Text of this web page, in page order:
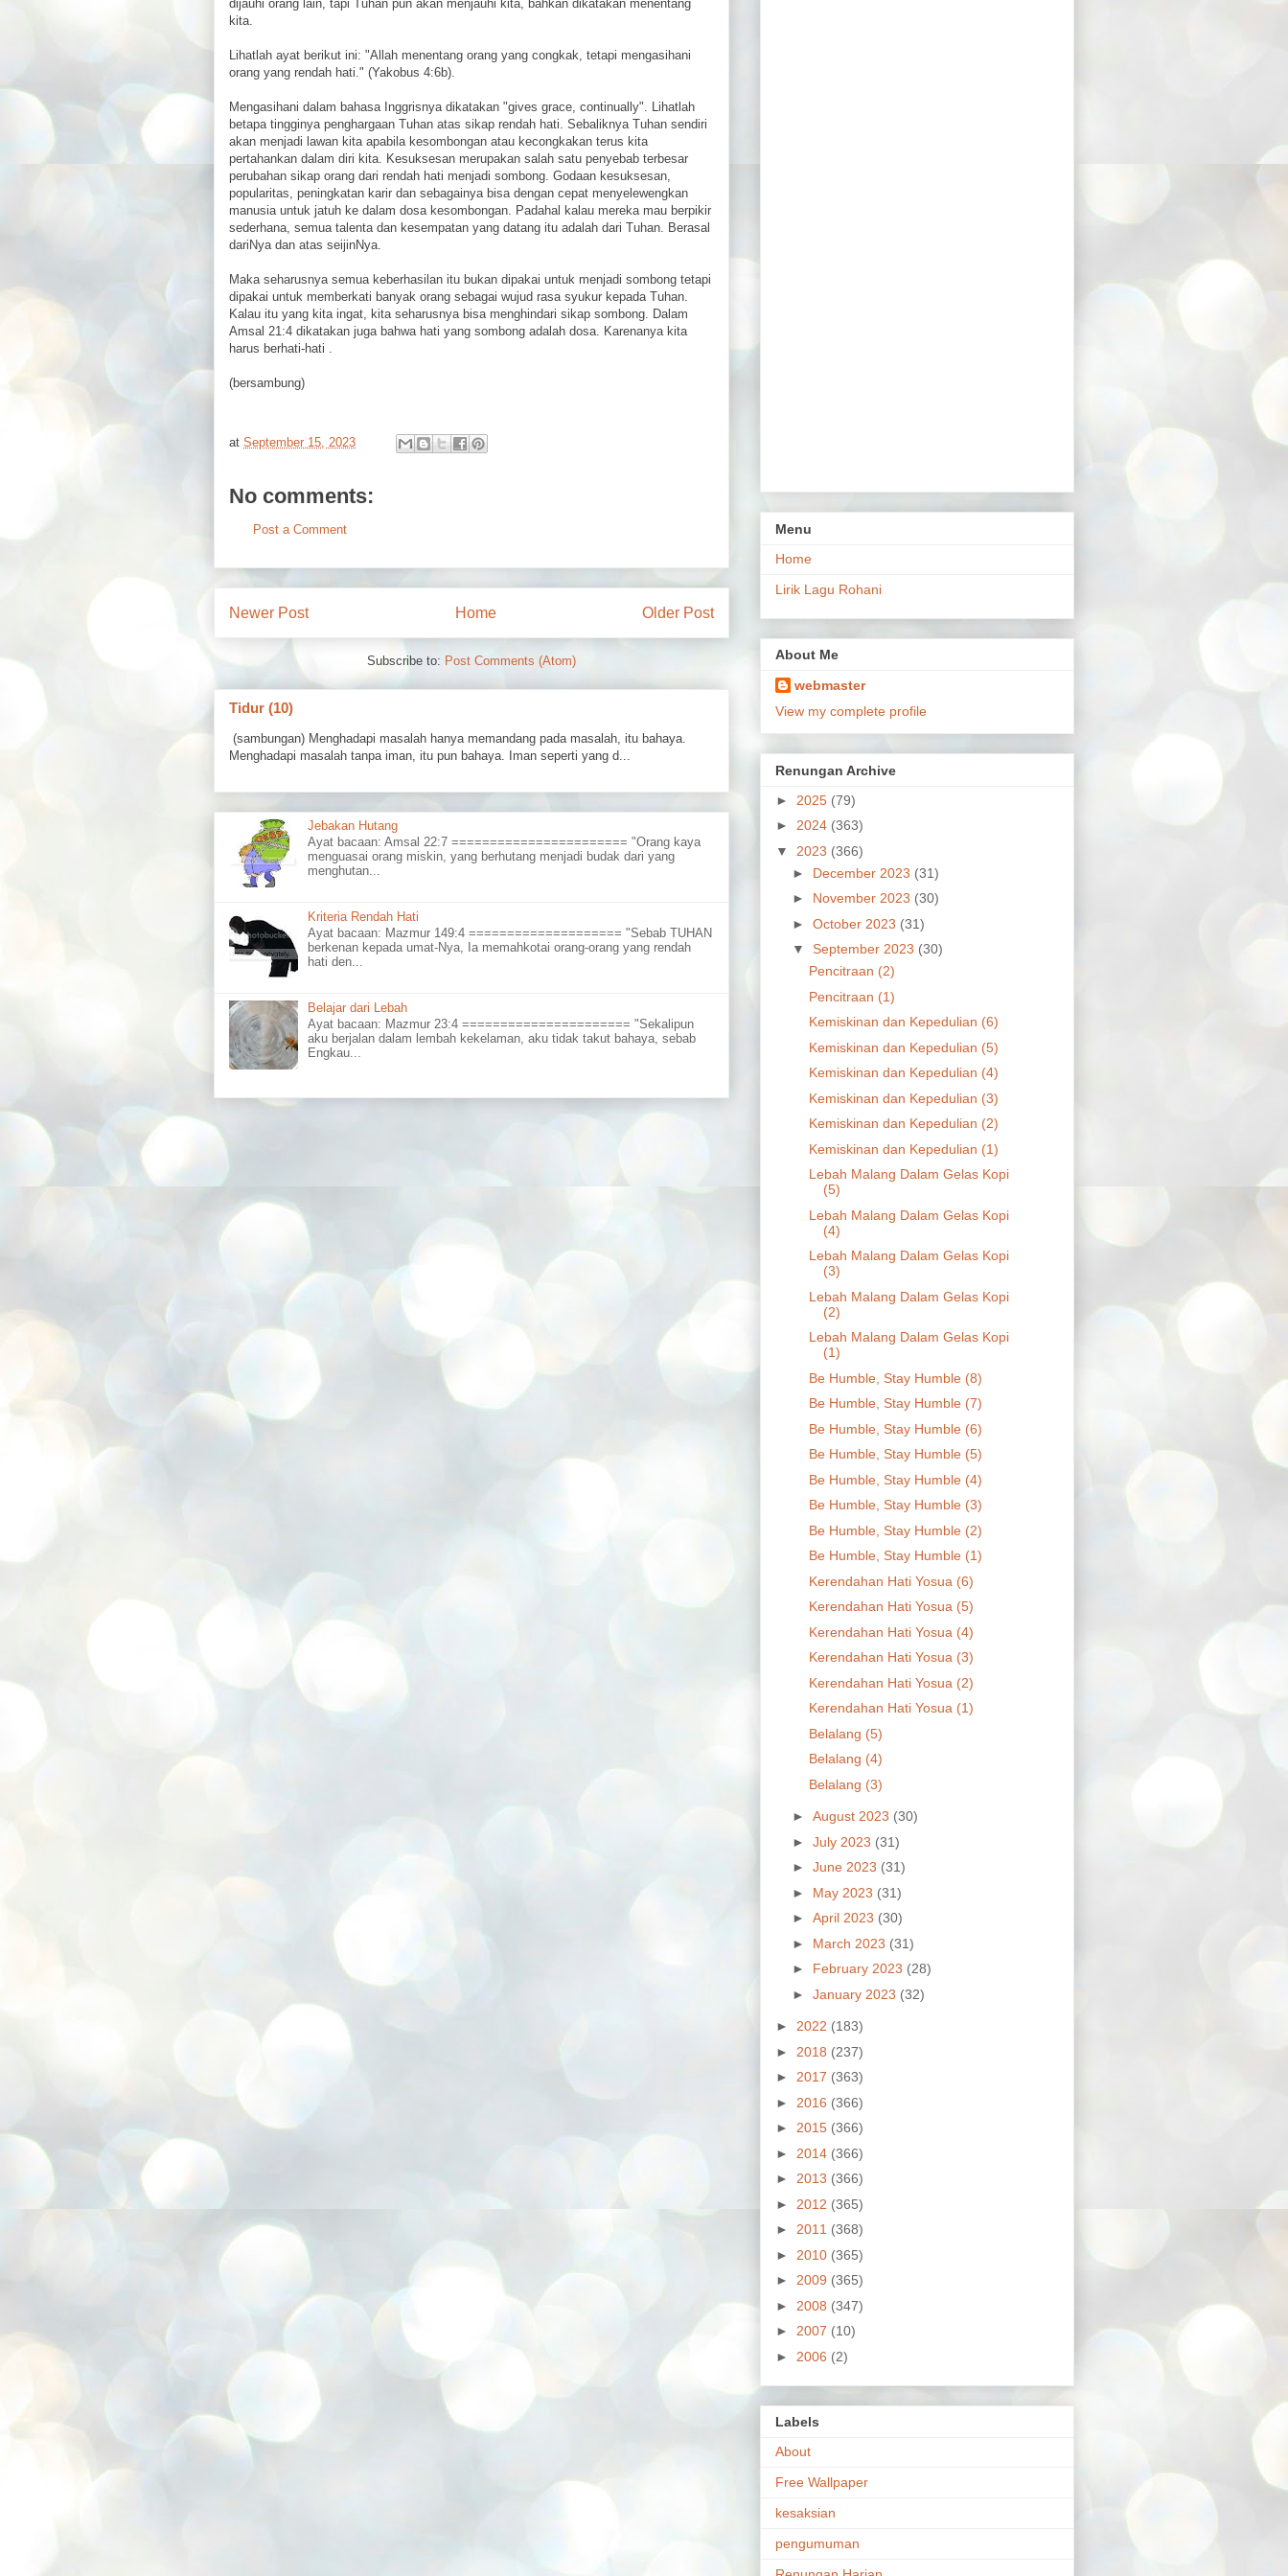
dijauhi orang lain, tapi Tuhan pun akan menjauhi kita, bahkan dikatakan menentang
kita.
Lihatlah ayat berikut ini: "Allah menentang orang yang congkak, tetapi mengasihani
orang yang rendah hati." (Yakobus 4:6b).
Mengasihani dalam bahasa Inggrisnya dikatakan "gives grace, continually". Lihatlah
betapa tingginya penghargaan Tuhan atas sikap rendah hati. Sebaliknya Tuhan sendiri
akan menjadi lawan kita apabila kesombongan atau kecongkakan terus kita
pertahankan dalam diri kita. Kesuksesan merupakan salah satu penyebab terbesar
perubahan sikap orang dari rendah hati menjadi sombong. Godaan kesuksesan,
popularitas, peningkatan karir dan sebagainya bisa dengan cepat menyelewengkan
manusia untuk jatuh ke dalam dosa kesombongan. Padahal kalau mereka mau berpikir
sederhana, semua talenta dan kesempatan yang datang itu adalah dari Tuhan. Berasal
dariNya dan atas seijinNya.
Maka seharusnya semua keberhasilan itu bukan dipakai untuk menjadi sombong tetapi
dipakai untuk memberkati banyak orang sebagai wujud rasa syukur kepada Tuhan.
Kalau itu yang kita ingat, kita seharusnya bisa menghindari sikap sombong. Dalam
Amsal 21:4 dikatakan juga bahwa hati yang sombong adalah dosa. Karenanya kita
harus berhati-hati .
(bersambung)
at September 15, 2023
No comments:
Post a Comment
Newer Post Older Post
Home
Subscribe to: Post Comments (Atom)
Tidur (10)
(sambungan) Menghadapi masalah hanya memandang pada masalah, itu bahaya.
Menghadapi masalah tanpa iman, itu pun bahaya. Iman seperti yang d...
Jebakan Hutang
Ayat bacaan: Amsal 22:7 ======================= "Orang kaya
menguasai orang miskin, yang berhutang menjadi budak dari yang
menghutan...
Kriteria Rendah Hati
Ayat bacaan: Mazmur 149:4 ==================== "Sebab TUHAN
berkenan kepada umat-Nya, Ia memahkotai orang-orang yang rendah
hati den...
Belajar dari Lebah
Ayat bacaan: Mazmur 23:4 ====================== "Sekalipun
aku berjalan dalam lembah kekelaman, aku tidak takut bahaya, sebab
Engkau...
Menu
Home
Lirik Lagu Rohani
About Me
webmaster
View my complete profile
Renungan Archive
► 2025 (79)
► 2024 (363)
▼ 2023 (366)
► December 2023 (31)
► November 2023 (30)
► October 2023 (31)
▼ September 2023 (30)
Pencitraan (2)
Pencitraan (1)
Kemiskinan dan Kepedulian (6)
Kemiskinan dan Kepedulian (5)
Kemiskinan dan Kepedulian (4)
Kemiskinan dan Kepedulian (3)
Kemiskinan dan Kepedulian (2)
Kemiskinan dan Kepedulian (1)
Lebah Malang Dalam Gelas Kopi
(5)
Lebah Malang Dalam Gelas Kopi
(4)
Lebah Malang Dalam Gelas Kopi
(3)
Lebah Malang Dalam Gelas Kopi
(2)
Lebah Malang Dalam Gelas Kopi
(1)
Be Humble, Stay Humble (8)
Be Humble, Stay Humble (7)
Be Humble, Stay Humble (6)
Be Humble, Stay Humble (5)
Be Humble, Stay Humble (4)
Be Humble, Stay Humble (3)
Be Humble, Stay Humble (2)
Be Humble, Stay Humble (1)
Kerendahan Hati Yosua (6)
Kerendahan Hati Yosua (5)
Kerendahan Hati Yosua (4)
Kerendahan Hati Yosua (3)
Kerendahan Hati Yosua (2)
Kerendahan Hati Yosua (1)
Belalang (5)
Belalang (4)
Belalang (3)
► August 2023 (30)
► July 2023 (31)
► June 2023 (31)
► May 2023 (31)
► April 2023 (30)
► March 2023 (31)
► February 2023 (28)
► January 2023 (32)
► 2022 (183)
► 2018 (237)
► 2017 (363)
► 2016 (366)
► 2015 (366)
► 2014 (366)
► 2013 (366)
► 2012 (365)
► 2011 (368)
► 2010 (365)
► 2009 (365)
► 2008 (347)
► 2007 (10)
► 2006 (2)
Labels
About
Free Wallpaper
kesaksian
pengumuman